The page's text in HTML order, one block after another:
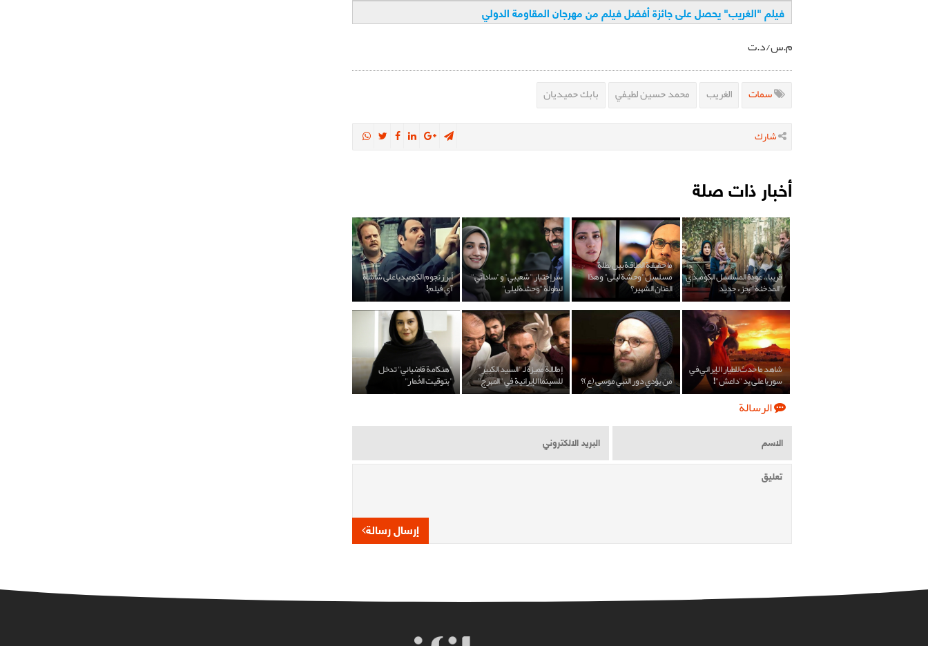
فيلم "الغريب" يحصل على جائزة أفضل فيلم من مهرجان المقاومة الدولي
م.س/د.ت
سمات الغريب محمد حسين لطيفي بابك حميديان
شارك
أخبار ذات صلة
قريبا.. عودة المسلسل الكوميدي
"المدخنة" بجزء جديد
ما حقيقة العلاقة بين بطلة
مسلسل "وحشة ليلى" وهذا
الفنان الشهير؟
سر إختيار "شعيبي" و"ساداتي"
لبطولة "وحشة ليلى"
أبرز نجوم الكوميديا على شاشة
آي فيلم!
شاهد ما حدث للطيار الإيراني في
سوريا على يد "داعش"! من يؤدي دور النبي موسى (ع)؟
إطلالة مميزة لـ "السيد الكبير"
للسينما الإيرانية في "المهرج"
"هنكامة قاضياني" تدخل
"بتوقيت الخُمار"
الرسالة
إرسال رسالة